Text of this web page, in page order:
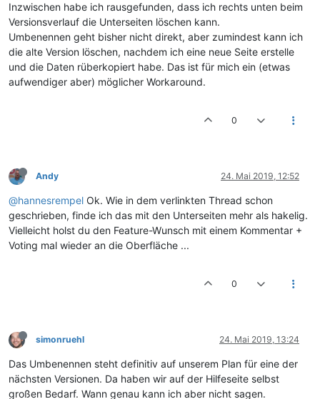
Inzwischen habe ich rausgefunden, dass ich rechts unten beim
Versionsverlauf die Unterseiten löschen kann.
Umbenennen geht bisher nicht direkt, aber zumindest kann ich
die alte Version löschen, nachdem ich eine neue Seite erstelle
und die Daten rüberkopiert habe. Das ist für mich ein (etwas
aufwendiger aber) möglicher Workaround.
0
Andy 24. Mai 2019, 12:52
@hannesrempel Ok. Wie in dem verlinkten Thread schon
geschrieben, finde ich das mit den Unterseiten mehr als hakelig.
Vielleicht holst du den Feature-Wunsch mit einem Kommentar +
Voting mal wieder an die Oberfläche ...
0
simonruehl 24. Mai 2019, 13:24
Das Umbenennen steht definitiv auf unserem Plan für eine der
nächsten Versionen. Da haben wir auf der Hilfeseite selbst
großen Bedarf. Wann genau kann ich aber nicht sagen.